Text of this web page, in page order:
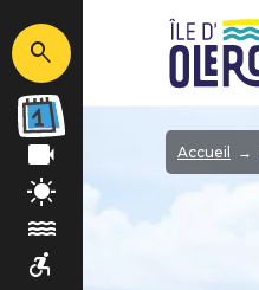
Accueil